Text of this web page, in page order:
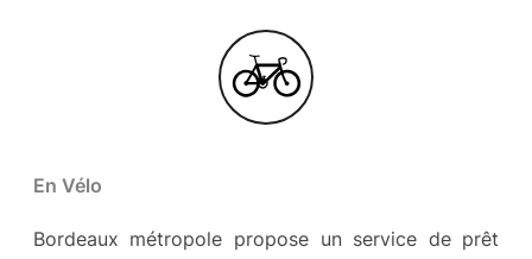
En Vélo
Bordeaux métropole propose un service de prêt